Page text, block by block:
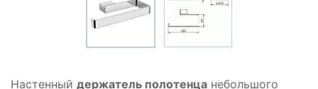
Настенный держатель полотенца небольшого